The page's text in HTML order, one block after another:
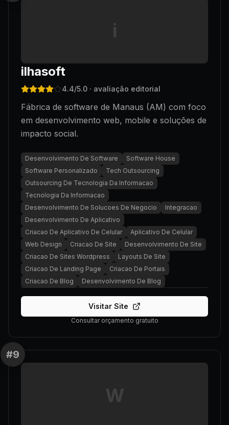
i
ilhasoft
4.4/5.0 · avaliação editorial
Fábrica de software de Manaus (AM) com foco
em desenvolvimento web, mobile e soluções de
impacto social.
Desenvolvimento De Software
Software House
Software Personalizado
Tech Outsourcing
Outsourcing De Tecnologia Da Informacao
Tecnologia Da Informacao
Desenvolvimento De Solucoes De Negocio
Integracao
Desenvolvimento De Aplicativo
Criacao De Aplicativo De Celular
Aplicativo De Celular
Web Design
Criacao De Site
Desenvolvimento De Site
Criacao De Sites Wordpress
Layouts De Site
Criacao De Landing Page
Criacao De Portais
Criacao De Blog
Desenvolvimento De Blog
Visitar Site
Consultar orçamento gratuito
#9
W